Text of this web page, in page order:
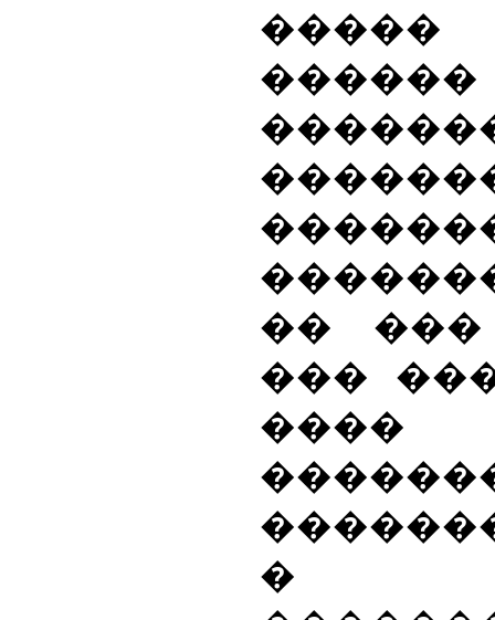
�����
�� ���
���
����
�